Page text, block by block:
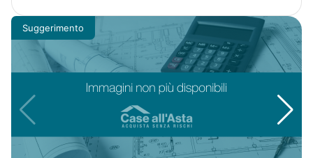
Suggerimento